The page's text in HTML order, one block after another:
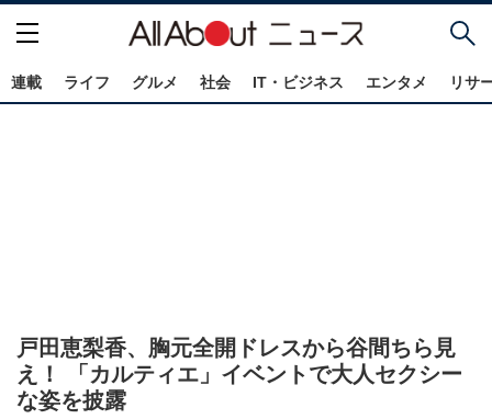
連載 ライフ グルメ 社会 IT・ビジネス エンタメ リサ
戸田恵梨香、胸元全開ドレスから谷間ちら見
え！ 「カルティエ」イベントで大人セクシー
な姿を披露